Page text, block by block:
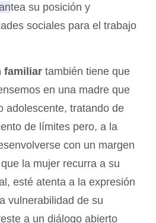
su posición y
sociales para el trabajo
familiar también tiene que
en una madre que
adolescente, tratando de
de límites pero, a la
con un margen
la mujer recurra a su
esté atenta a la expresión
vulnerabilidad de su
a un diálogo abierto